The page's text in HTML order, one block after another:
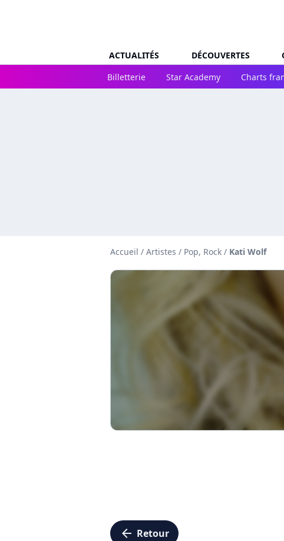
ACTUALITÉS DÉCOUVERTES
Billetterie
Star Academy Charts
Accueil / Artistes / Pop, Rock / Kati Wolf
arrow_left Retour